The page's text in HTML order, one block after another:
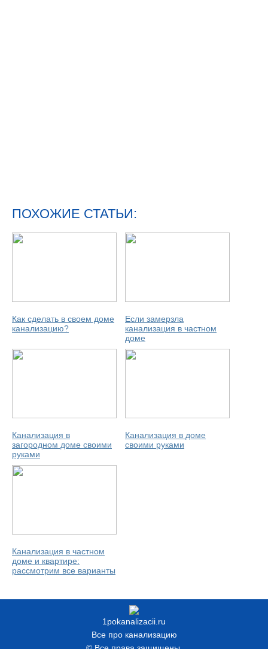
ПОХОЖИЕ СТАТЬИ:
Как сделать в своем доме
канализацию?
Если замерзла
канализация в частном
доме
Канализация в
загородном доме своими
руками
Канализация в доме
своими руками
Канализация в частном
доме и квартире:
рассмотрим все варианты
1pokanalizacii.ru
Все про канализацию